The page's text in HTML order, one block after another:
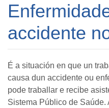
accidente
É a situación en que un
causa dun accidente ou
pode traballar e recibe
Sistema Público de Saúde.